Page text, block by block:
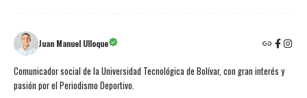
Juan Manuel Ulloque
Comunicador social de la Universidad Tecnológica de Bolívar, con gran interés y
pasión por el Periodismo Deportivo.